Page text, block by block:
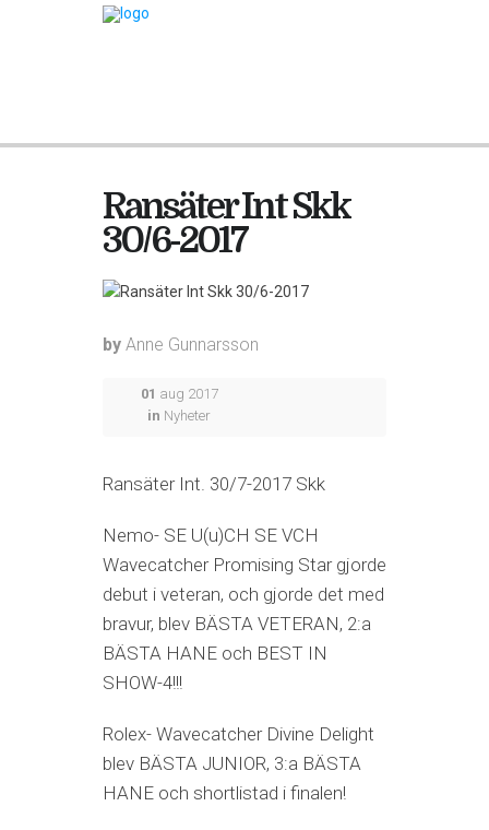
Ransäter Int Skk
30/6-2017
by Anne Gunnarsson
01 aug 2017
in Nyheter
Ransäter Int. 30/7-2017 Skk
Nemo- SE U(u)CH SE VCH
Wavecatcher Promising Star gjorde
debut i veteran, och gjorde det med
bravur, blev BÄSTA VETERAN, 2:a
BÄSTA HANE och BEST IN
SHOW-4!!!
Rolex- Wavecatcher Divine Delight
blev BÄSTA JUNIOR, 3:a BÄSTA
HANE och shortlistad i finalen!